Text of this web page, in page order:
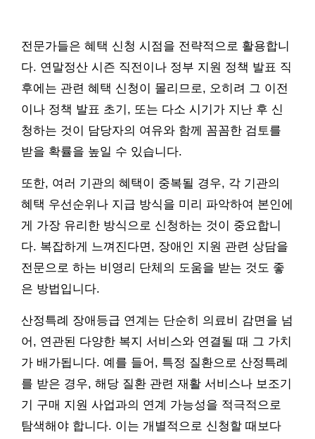
전문가들은 혜택 신청 시점을 전략적으로 활용합니
다. 연말정산 시즌 직전이나 정부 지원 정책 발표 직
후에는 관련 혜택 신청이 몰리므로, 오히려 그 이전
이나 정책 발표 초기, 또는 다소 시기가 지난 후 신
청하는 것이 담당자의 여유와 함께 꼼꼼한 검토를
받을 확률을 높일 수 있습니다.
또한, 여러 기관의 혜택이 중복될 경우, 각 기관의
혜택 우선순위나 지급 방식을 미리 파악하여 본인에
게 가장 유리한 방식으로 신청하는 것이 중요합니
다. 복잡하게 느껴진다면, 장애인 지원 관련 상담을
전문으로 하는 비영리 단체의 도움을 받는 것도 좋
은 방법입니다.
산정특례 장애등급 연계는 단순히 의료비 감면을 넘
어, 연관된 다양한 복지 서비스와 연결될 때 그 가치
가 배가됩니다. 예를 들어, 특정 질환으로 산정특례
를 받은 경우, 해당 질환 관련 재활 서비스나 보조기
기 구매 지원 사업과의 연계 가능성을 적극적으로
탐색해야 합니다. 이는 개별적으로 신청할 때보다